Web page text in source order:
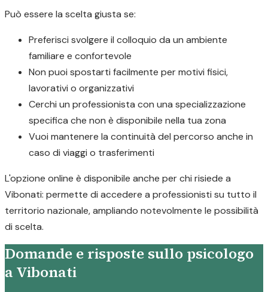
Può essere la scelta giusta se:
Preferisci svolgere il colloquio da un ambiente
familiare e confortevole
Non puoi spostarti facilmente per motivi fisici,
lavorativi o organizzativi
Cerchi un professionista con una specializzazione
specifica che non è disponibile nella tua zona
Vuoi mantenere la continuità del percorso anche in
caso di viaggi o trasferimenti
L'opzione online è disponibile anche per chi risiede a
Vibonati: permette di accedere a professionisti su tutto il
territorio nazionale, ampliando notevolmente le possibilità
di scelta.
Domande e risposte sullo psicologo
a Vibonati